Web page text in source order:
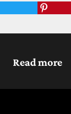
Read more